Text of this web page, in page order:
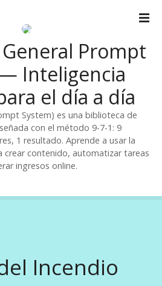
Prompt
Inteligencia
el día a día
System) es una biblioteca de
con el método 9-7-1: 9
1 resultado. Aprende a usar la
crear contenido, automatizar tareas
ingresos online.
Incendio